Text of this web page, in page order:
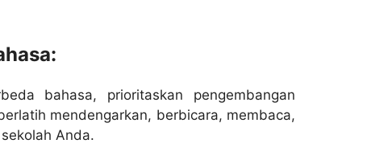
bahasa, prioritaskan pengembangan
mendengarkan, berbicara, membaca,
Anda.